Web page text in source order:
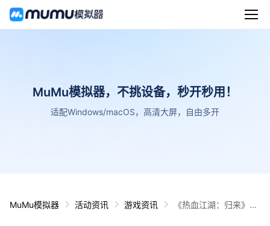
MuMu模拟器，不挑设备，秒开秒用！
适配Windows/macOS，高清大屏，自由多开
MuMu模拟器 活动资讯 游戏资讯
《热血江湖：归来》枪